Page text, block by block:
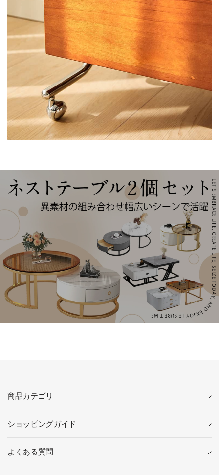
商品カテゴリ
ショッピングガイド
よくある質問